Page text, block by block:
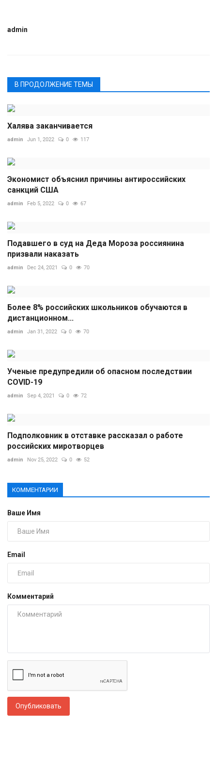
admin
В ПРОДОЛЖЕНИЕ ТЕМЫ
Халява заканчивается
admin Jun 1, 2022 0 117
Экономист объяснил причины антироссийских
санкций США
admin Feb 5, 2022 0 67
Подавшего в суд на Деда Мороза россиянина
призвали наказать
admin Dec 24, 2021 0 70
Более 8% российских школьников обучаются в
дистанционном...
admin Jan 31, 2022 0 70
Ученые предупредили об опасном последствии
COVID-19
admin Sep 4, 2021 0 72
Подполковник в отставке рассказал о работе
российских миротворцев
admin Nov 25, 2022 0 52
КОММЕНТАРИИ
Ваше Имя
Email
Комментарий
Опубликовать